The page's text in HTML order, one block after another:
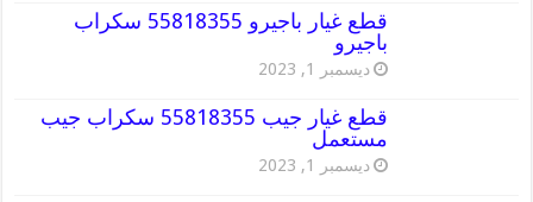
قطع غيار باجيرو 55818355 سكراب
باجيرو
ديسمبر 1, 2023
قطع غيار جيب 55818355 سكراب جيب
مستعمل
ديسمبر 1, 2023